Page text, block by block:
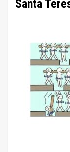
Santa